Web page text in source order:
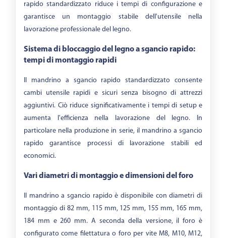
rapido standardizzato riduce i tempi di configurazione e
garantisce un montaggio stabile dell'utensile nella
lavorazione professionale del legno.
Sistema di bloccaggio del legno a sgancio rapido:
tempi di montaggio rapidi
Il mandrino a sgancio rapido standardizzato consente
cambi utensile rapidi e sicuri senza bisogno di attrezzi
aggiuntivi. Ciò riduce significativamente i tempi di setup e
aumenta l'efficienza nella lavorazione del legno. In
particolare nella produzione in serie, il mandrino a sgancio
rapido garantisce processi di lavorazione stabili ed
economici.
Vari diametri di montaggio e dimensioni del foro
Il mandrino a sgancio rapido è disponibile con diametri di
montaggio di 82 mm, 115 mm, 125 mm, 155 mm, 165 mm,
184 mm e 260 mm. A seconda della versione, il foro è
configurato come filettatura o foro per vite M8, M10, M12,